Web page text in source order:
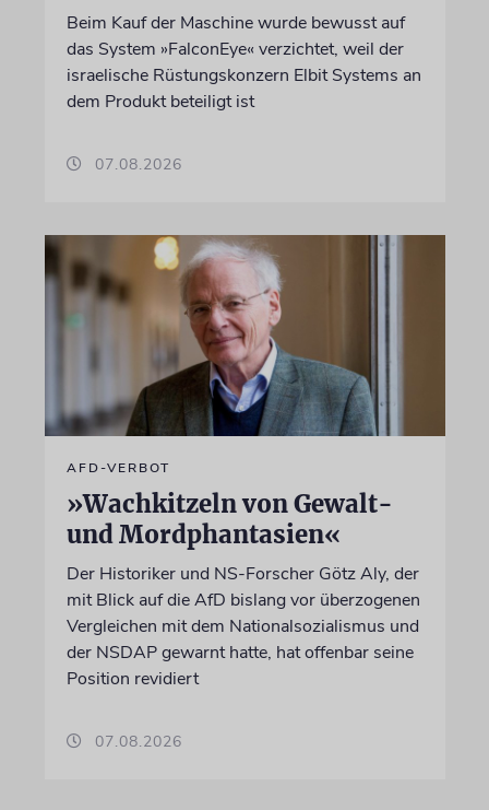
Beim Kauf der Maschine wurde bewusst auf
das System »FalconEye« verzichtet, weil der
israelische Rüstungskonzern Elbit Systems an
dem Produkt beteiligt ist
07.08.2026
AFD-VERBOT
»Wachkitzeln von Gewalt-
und Mordphantasien«
Der Historiker und NS-Forscher Götz Aly, der
mit Blick auf die AfD bislang vor überzogenen
Vergleichen mit dem Nationalsozialismus und
der NSDAP gewarnt hatte, hat offenbar seine
Position revidiert
07.08.2026